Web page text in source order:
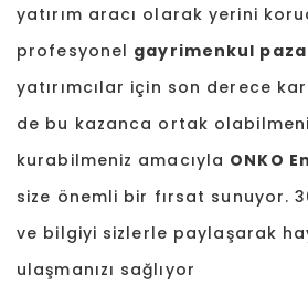
yatırım aracı olarak yerini
profesyonel gayrimenkul
yatırımcılar için son derece
de bu kazanca ortak
kurabilmeniz amacıyla ONKO
size önemli bir fırsat sunuyor.
ve bilgiyi sizlerle paylaşarak
ulaşmanızı sağlıyor